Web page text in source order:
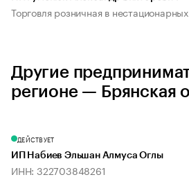
Торговля розничная в
Другие
регионе — Брянская
ДЕЙСТВУЕТ
ИП Набиев Эльшан Алмуса Оглы
ИНН: 322703848261